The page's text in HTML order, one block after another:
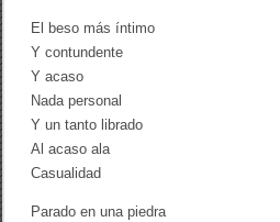
El beso más íntimo
Y contundente
Y acaso
Nada personal
Y un tanto librado
Al acaso ala
Casualidad
Parado en una piedra